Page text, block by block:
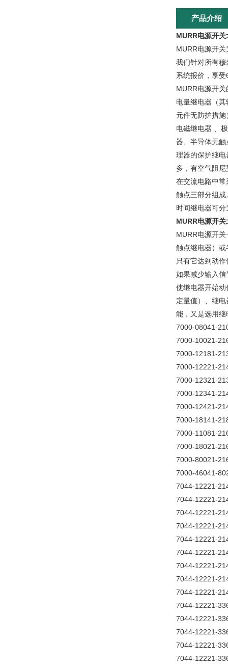
产品介绍
MURR电源开
MURR电源开
我们针对所有
系统报价，享
MURR电源开
电量继电器（
元件无防护措
电磁继电器 、
器、半导体无
理器的保护继
多，有空气阻
在交流电路中
触点三部分组
时间继电器可
MURR电源开
MURR电源开
触点继电器）
只有它达到动
如果减少输入
使继电器开始
定量值）、继
能，又是选用
7000-08041-
7000-10021-
7000-12181-
7000-12221-
7000-12321-
7000-12341-
7000-12421-
7000-18141-
7000-11081-
7000-18021-
7000-80021-
7000-46041-
7044-12221-
7044-12221-
7044-12221-
7044-12221-
7044-12221-
7044-12221-
7044-12221-
7044-12221-
7044-12221-
7044-12221-
7044-12221-
7044-12221-
7044-12221-
7044-12221-